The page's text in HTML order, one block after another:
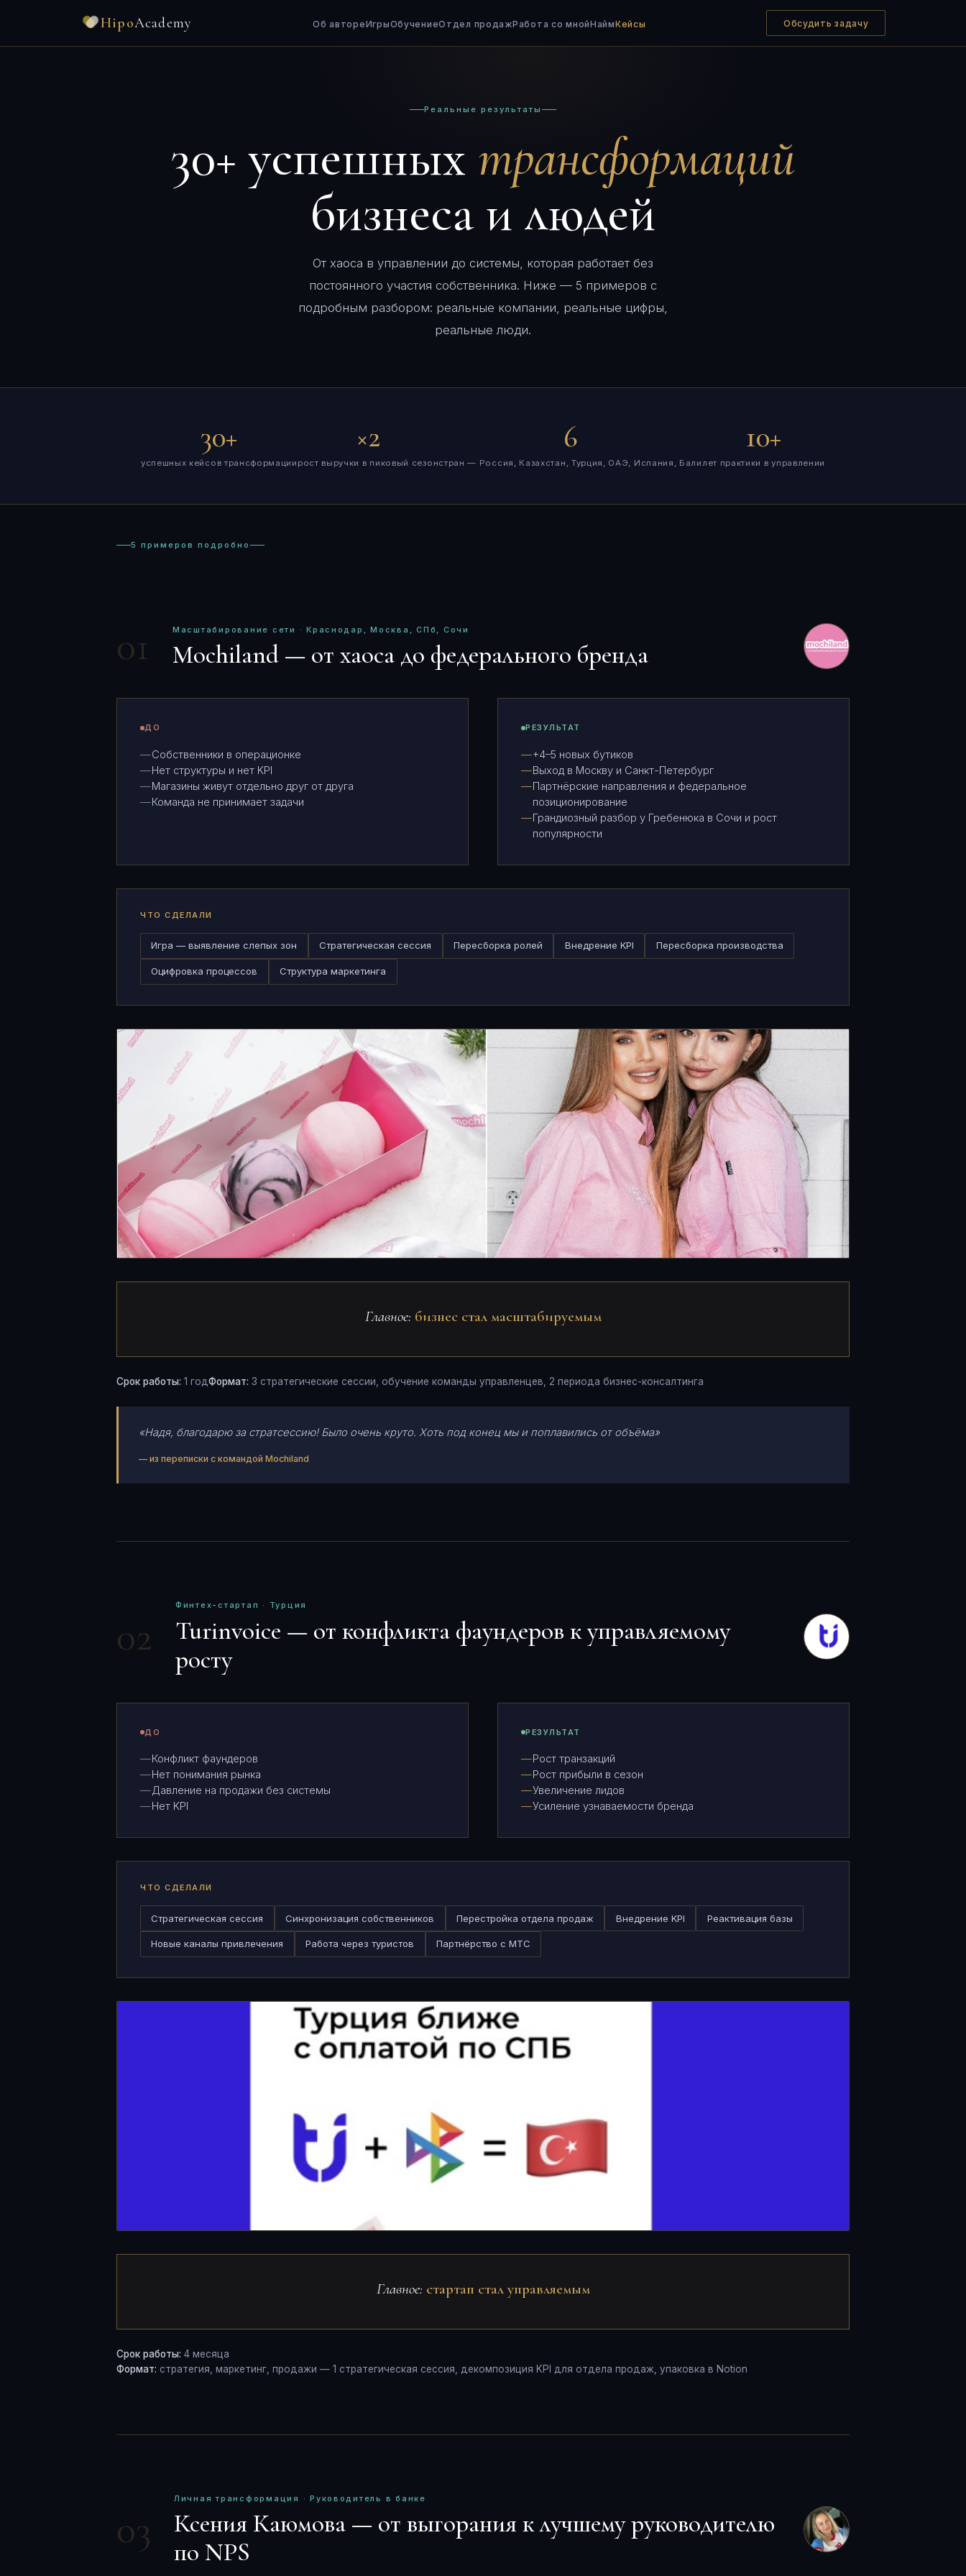
HipoAcademy Об автореИгрыОбучениеОтдел продажРабота со мнойНаймКейсы Обсудить задачу
Реальные результаты
30+ успешных трансформаций
бизнеса и людей
От хаоса в управлении до системы, которая работает без
постоянного участия собственника. Ниже — 5 примеров с
подробным разбором: реальные компании, реальные цифры,
реальные люди.
30+
успешных кейсов трансформации
×2
рост выручки в пиковый сезон
6
стран — Россия, Казахстан, Турция, ОАЭ, Испания, Бали
10+
лет практики в управлении
5 примеров подробно
01 Масштабирование сети · Краснодар, Москва, СПб, Сочи
Mochiland — от хаоса до федерального бренда
ДО
Собственники в операционке
Нет структуры и нет KPI
Магазины живут отдельно друг от друга
Команда не принимает задачи
РЕЗУЛЬТАТ
+4–5 новых бутиков
Выход в Москву и Санкт-Петербург
Партнёрские направления и федеральное
позиционирование
Грандиозный разбор у Гребенюка в Сочи и рост
популярности
ЧТО СДЕЛАЛИ
Игра — выявление слепых зон Стратегическая сессия Пересборка ролей Внедрение KPI Пересборка производства
Оцифровка процессов Структура маркетинга
Главное: бизнес стал масштабируемым
Срок работы: 1 годФормат: 3 стратегические сессии, обучение команды управленцев, 2 периода бизнес-консалтинга
«Надя, благодарю за стратсессию! Было очень круто. Хоть под конец мы и поплавились от объёма»
— из переписки с командой Mochiland
02
Финтех-стартап · Турция
Turinvoice — от конфликта фаундеров к управляемому
росту
ДО
Конфликт фаундеров
Нет понимания рынка
Давление на продажи без системы
Нет KPI
РЕЗУЛЬТАТ
Рост транзакций
Рост прибыли в сезон
Увеличение лидов
Усиление узнаваемости бренда
ЧТО СДЕЛАЛИ
Стратегическая сессия Синхронизация собственников Перестройка отдела продаж Внедрение KPI Реактивация базы
Новые каналы привлечения Работа через туристов Партнёрство с МТС
Главное: стартап стал управляемым
Срок работы: 4 месяца
Формат: стратегия, маркетинг, продажи — 1 стратегическая сессия, декомпозиция KPI для отдела продаж, упаковка в Notion
03
Личная трансформация · Руководитель в банке
Ксения Каюмова — от выгорания к лучшему руководителю
по NPS